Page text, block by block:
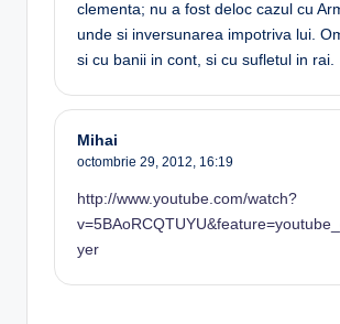
clementa; nu a fost deloc cazul cu
unde si inversunarea impotriva lui.
si cu banii in cont, si cu sufletul in rai.
Mihai
octombrie 29, 2012, 16:19
http://www.youtube.com/watch?
yer